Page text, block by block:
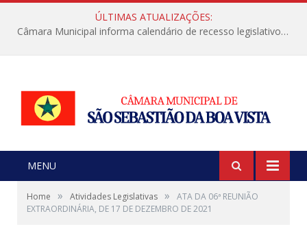
ÚLTIMAS ATUALIZAÇÕES:
Câmara Municipal informa calendário de recesso legislativo de julho
MENU
Home » Atividades Legislativas »
ATA DA 06ª REUNIÃO
EXTRAORDINÁRIA, DE 17 DE DEZEMBRO DE 2021